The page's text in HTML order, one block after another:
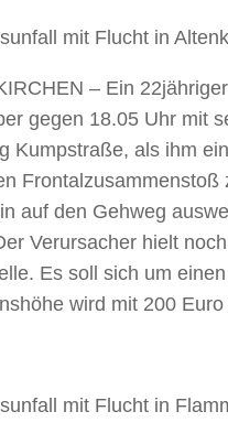
mit Flucht in
– Ein
gegen 18.05 Uhr mit
Kumpstraße, als ihm
auf den Gehweg
Verursacher hielt
Es soll sich um
wird mit 200
mit Flucht in